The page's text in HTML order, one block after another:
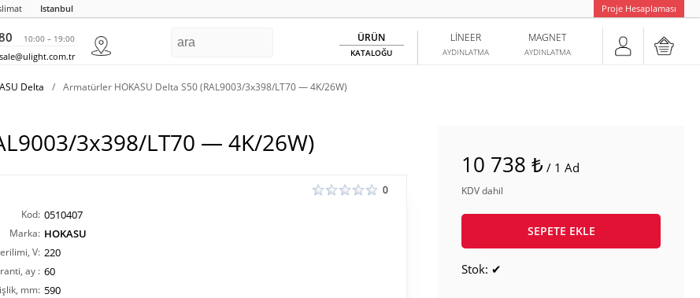
Istanbul Proje Hesaplaması
10:00 – 19:00
sale@ulight.com.tr
MAGNET
AYDINLATMA
LINEER
AYDINLATMA
ÜRÜN
KATALOĞU
Delta / Armatürler HOKASU Delta S50 (RAL9003/3x398/LT70 — 4K/26W)
3x398/LT70 — 4K/26W)
0
Kod: 0510407
Marka: HOKASU
V: 220
ay : 60
mm: 590
10 738 ₺ / 1 Ad
KDV dahil
SEPETE EKLE
Stok: ✔